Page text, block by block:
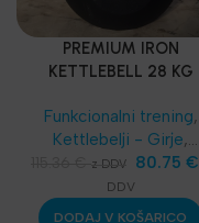
PREMIUM IRON
KETTLEBELL 28 KG
Funkcionalni trening,
Kettlebelji - Girje,
Najnovejša oprema
z DDV 80.75 €
DDV
DODAJ V KOŠARICO